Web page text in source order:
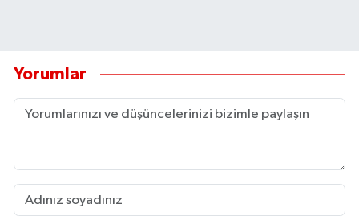
Yorumlar